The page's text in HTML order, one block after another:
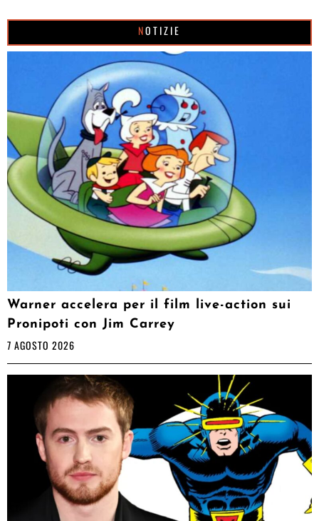
NOTIZIE
Warner accelera per il film live-action sui
Pronipoti con Jim Carrey
7 AGOSTO 2026